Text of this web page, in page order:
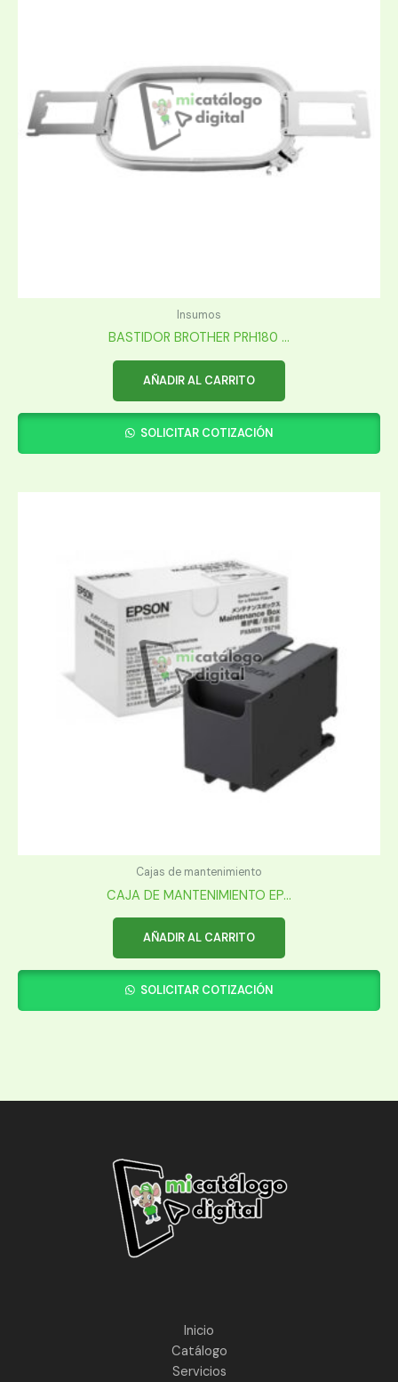
Insumos
BASTIDOR BROTHER PRH180 ...
AÑADIR AL CARRITO
SOLICITAR COTIZACIÓN
Cajas de mantenimiento
CAJA DE MANTENIMIENTO EP...
AÑADIR AL CARRITO
SOLICITAR COTIZACIÓN
Inicio
Catálogo
Servicios